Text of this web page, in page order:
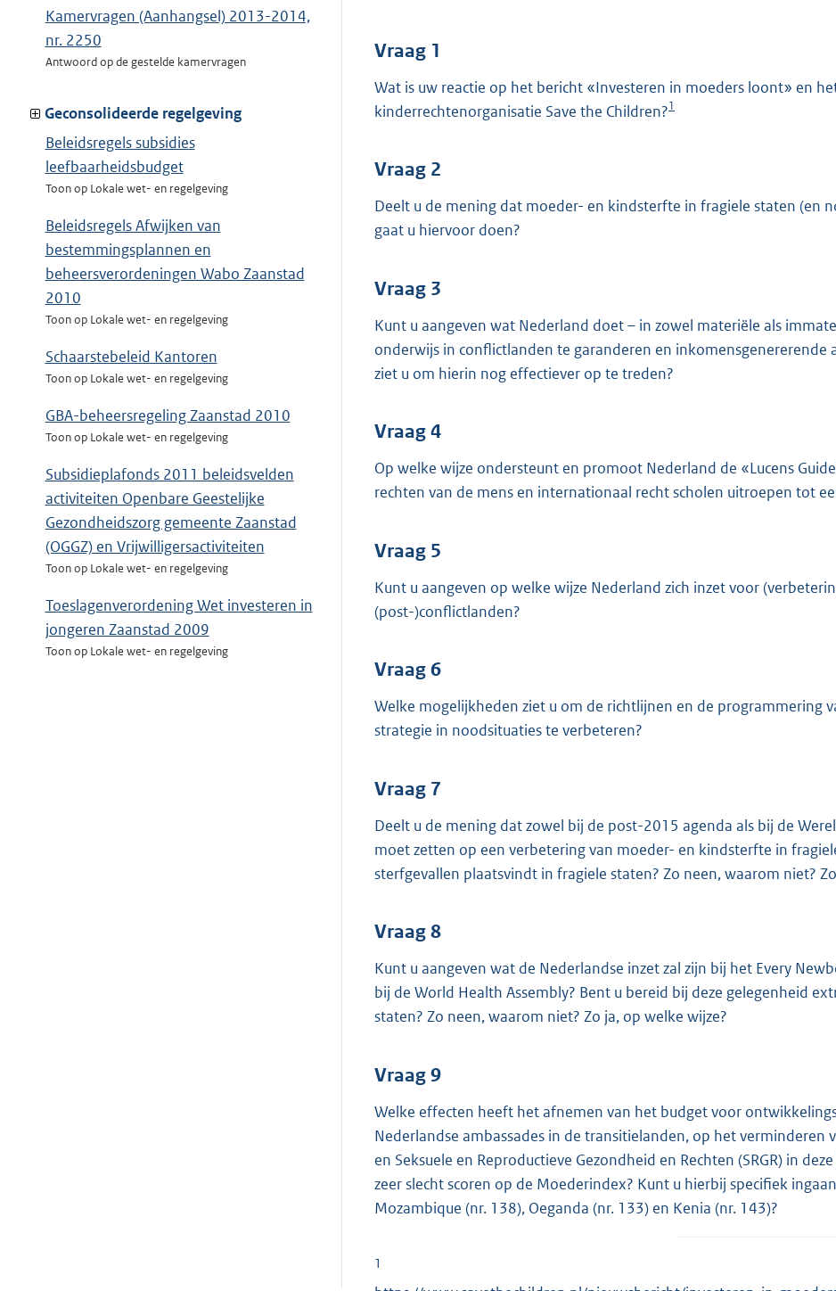
Kamervragen (Aanhangsel) 2013-2014,
nr. 2250
Antwoord op de gestelde kamervragen
Geconsolideerde regelgeving
Beleidsregels subsidies
leefbaarheidsbudget
Toon op Lokale wet- en regelgeving
Beleidsregels Afwijken van
bestemmingsplannen en
beheersverordeningen Wabo Zaanstad
2010
Toon op Lokale wet- en regelgeving
Schaarstebeleid Kantoren
Toon op Lokale wet- en regelgeving
GBA-beheersregeling Zaanstad 2010
Toon op Lokale wet- en regelgeving
Subsidieplafonds 2011 beleidsvelden
activiteiten Openbare Geestelijke
Gezondheidszorg gemeente Zaanstad
(OGGZ) en Vrijwilligersactiviteiten
Toon op Lokale wet- en regelgeving
Toeslagenverordening Wet investeren in
jongeren Zaanstad 2009
Toon op Lokale wet- en regelgeving
o
o
:
Vraag 1
Wat is uw reactie op het bericht «Investeren in moeders loont» en
kinderrechtenorganisatie Save the Children?1
Vraag 2
Deelt u de mening dat moeder- en kindsterfte in fragiele staten (en
gaat u hiervoor doen?
Vraag 3
Kunt u aangeven wat Nederland doet – in zowel materiële als
onderwijs in conflictlanden te garanderen en
ziet u om hierin nog effectiever op te treden?
Vraag 4
Op welke wijze ondersteunt en promoot Nederland de «Lucens
rechten van de mens en internationaal recht scholen uitroepen tot
Vraag 5
Kunt u aangeven op welke wijze Nederland zich inzet voor
(post-)conflictlanden?
Vraag 6
Welke mogelijkheden ziet u om de richtlijnen en de programmering
strategie in noodsituaties te verbeteren?
Vraag 7
Deelt u de mening dat zowel bij de post-2015 agenda als bij de
moet zetten op een verbetering van moeder- en kindsterfte in
sterfgevallen plaatsvindt in fragiele staten? Zo neen, waarom niet?
Vraag 8
Kunt u aangeven wat de Nederlandse inzet zal zijn bij het Every
bij de World Health Assembly? Bent u bereid bij deze gelegenheid
staten? Zo neen, waarom niet? Zo ja, op welke wijze?
Vraag 9
Welke effecten heeft het afnemen van het budget voor
Nederlandse ambassades in de transitielanden, op het
en Seksuele en Reproductieve Gezondheid en Rechten (SRGR) in
zeer slecht scoren op de Moederindex? Kunt u hierbij specifiek
Mozambique (nr. 138), Oeganda (nr. 133) en Kenia (nr. 143)?
1